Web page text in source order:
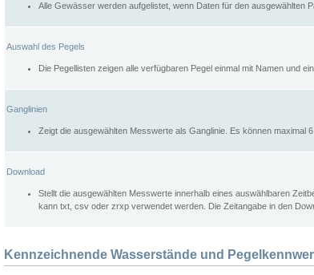
Alle Gewässer werden aufgelistet, wenn Daten für den ausgewählten
Auswahl des Pegels
Die Pegellisten zeigen alle verfügbaren Pegel einmal mit Namen und
Ganglinien
Zeigt die ausgewählten Messwerte als Ganglinie. Es können maximal
Download
Stellt die ausgewählten Messwerte innerhalb eines auswählbaren
kann txt, csv oder zrxp verwendet werden. Die Zeitangabe in den
Kennzeichnende Wasserstände und